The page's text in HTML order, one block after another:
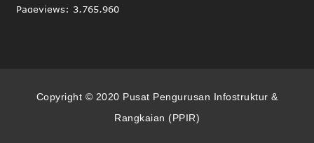
Copyright © 2020 Pusat Pengurusan Infostruktur &
Rangkaian (PPIR)